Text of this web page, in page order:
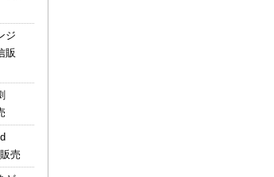
ジ
販
売